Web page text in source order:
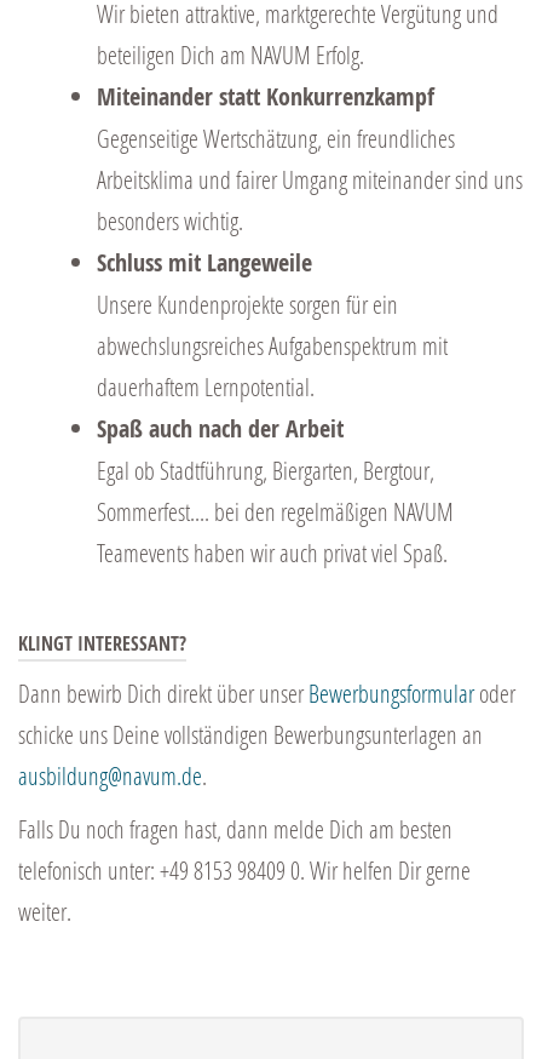
Wir bieten attraktive, marktgerechte Vergütung und
beteiligen Dich am NAVUM Erfolg.
Miteinander statt Konkurrenzkampf
Gegenseitige Wertschätzung, ein freundliches
Arbeitsklima und fairer Umgang miteinander sind uns
besonders wichtig.
Schluss mit Langeweile
Unsere Kundenprojekte sorgen für ein
abwechslungsreiches Aufgabenspektrum mit
dauerhaftem Lernpotential.
Spaß auch nach der Arbeit
Egal ob Stadtführung, Biergarten, Bergtour,
Sommerfest.... bei den regelmäßigen NAVUM
Teamevents haben wir auch privat viel Spaß.
KLINGT INTERESSANT?
Dann bewirb Dich direkt über unserBewerbungsformularoder
schicke uns Deine vollständigen Bewerbungsunterlagen an
ausbildung@navum.de.
Falls Du noch fragen hast, dann melde Dich am besten
telefonisch unter: +49 8153 98409 0. Wir helfen Dir gerne
weiter.